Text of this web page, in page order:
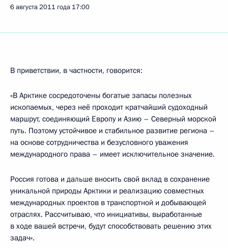
6 августа 2011 года 17:00
В приветствии, в частности, говорится:
«В Арктике сосредоточены богатые запасы полезных
ископаемых, через неё проходит кратчайший судоходный
маршрут, соединяющий Европу и Азию – Северный морской
путь. Поэтому устойчивое и стабильное развитие региона –
на основе сотрудничества и безусловного уважения
международного права – имеет исключительное значение.
Россия готова и дальше вносить свой вклад в сохранение
уникальной природы Арктики и реализацию совместных
международных проектов в транспортной и добывающей
отраслях. Рассчитываю, что инициативы, выработанные
в ходе вашей встречи, будут способствовать решению этих
задач».